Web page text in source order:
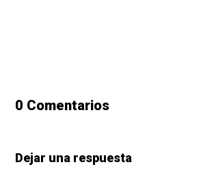
0 Comentarios
Dejar una respuesta